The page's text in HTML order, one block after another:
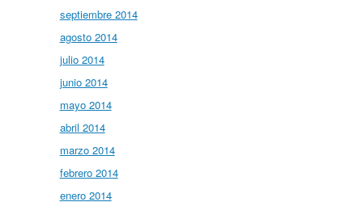
septiembre 2014
agosto 2014
julio 2014
junio 2014
mayo 2014
abril 2014
marzo 2014
febrero 2014
enero 2014